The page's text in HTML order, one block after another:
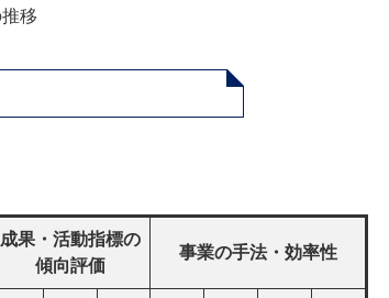
移
成果・活動指標の
傾向評価
事業の手法・効率性